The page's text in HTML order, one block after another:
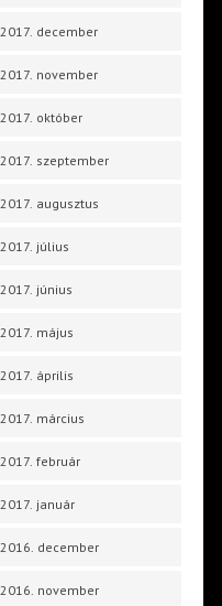
2017. december
2017. november
2017. október
2017. szeptember
2017. augusztus
2017. július
2017. június
2017. május
2017. április
2017. március
2017. február
2017. január
2016. december
2016. november